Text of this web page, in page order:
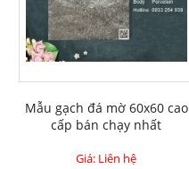
Mẫu gạch đá mờ 60x60 cao
cấp bán chạy nhất
Giá: Liên hệ